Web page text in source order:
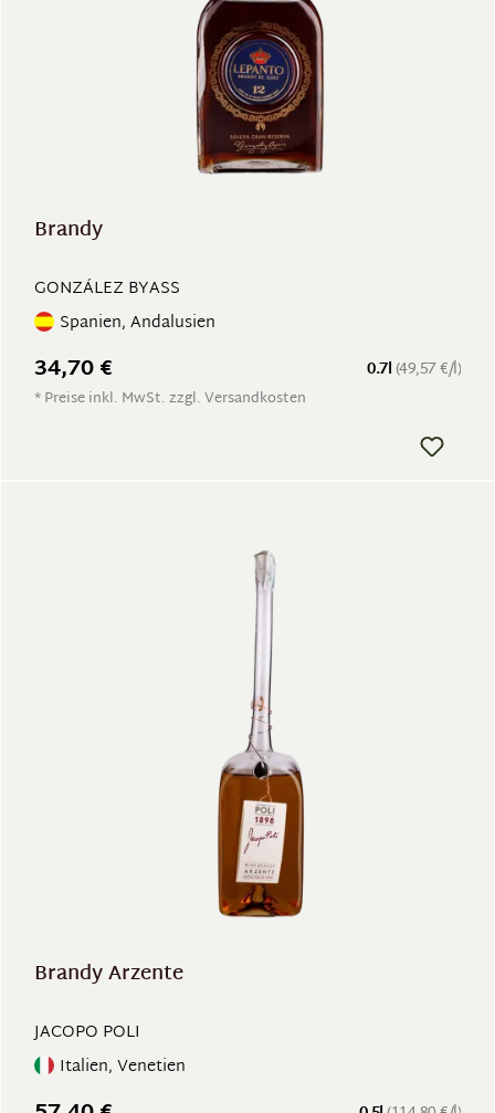
Brandy
GONZÁLEZ BYASS
Spanien, Andalusien
0.7l (49,57 €/l)
34,70 €
* Preise inkl. MwSt. zzgl. Versandkosten
Brandy Arzente
JACOPO POLI
Italien, Venetien